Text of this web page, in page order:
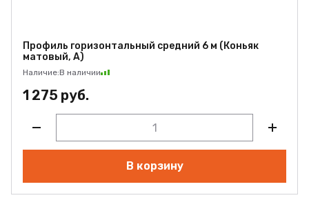
Профиль горизонтальный средний 6 м (Коньяк
матовый, А)
Наличие:В наличии
1 275 руб.
В корзину